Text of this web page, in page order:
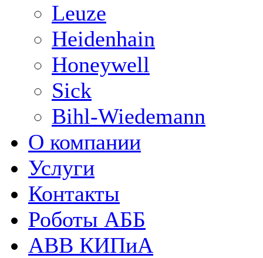
Leuze
Heidenhain
Honeywell
Sick
Bihl-Wiedemann
О компании
Услуги
Контакты
Роботы АББ
ABB КИПиА